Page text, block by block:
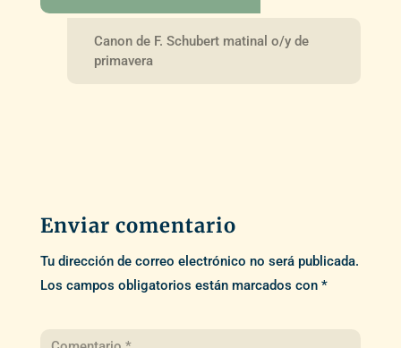
Canon de F. Schubert matinal o/y de
primavera
Enviar comentario
Tu dirección de correo electrónico no será publicada.
Los campos obligatorios están marcados con *